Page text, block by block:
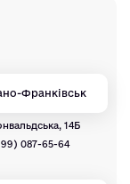
Франківськ
14Б
087-65-64